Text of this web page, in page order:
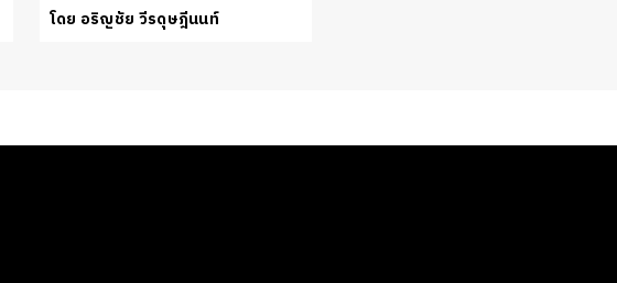
โดย อริญชัย วีรดุษฎีนนท์